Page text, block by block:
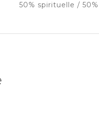
50% spirituelle /